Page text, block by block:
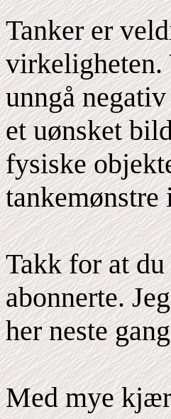
Tanker er
virkeligheten.
unngå
et uønsket
fysiske
Takk for at
abonnerte.
her neste
Med mye